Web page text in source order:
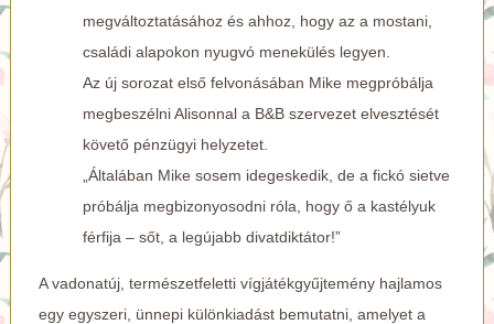
megváltoztatásához és ahhoz, hogy az a mostani,
családi alapokon nyugvó menekülés legyen.
Az új sorozat első felvonásában Mike megpróbálja
megbeszélni Alisonnal a B&B szervezet elvesztését
követő pénzügyi helyzetet.
„Általában Mike sosem idegeskedik, de a fickó sietve
próbálja megbizonyosodni róla, hogy ő a kastélyuk
férfija – sőt, a legújabb divatdiktátor!”
A vadonatúj, természetfeletti vígjátékgyűjtemény hajlamos
egy egyszeri, ünnepi különkiadást bemutatni, amelyet a